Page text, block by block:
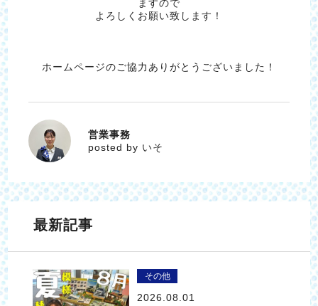
ますので
よろしくお願い致します！
ホームページのご協力ありがとうございました！
いそ
営業事務
posted by いそ
最新記事
その他
2026.08.01